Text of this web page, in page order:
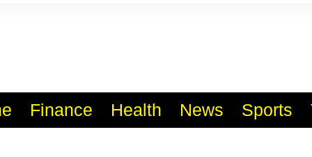
Finance Health News Sports